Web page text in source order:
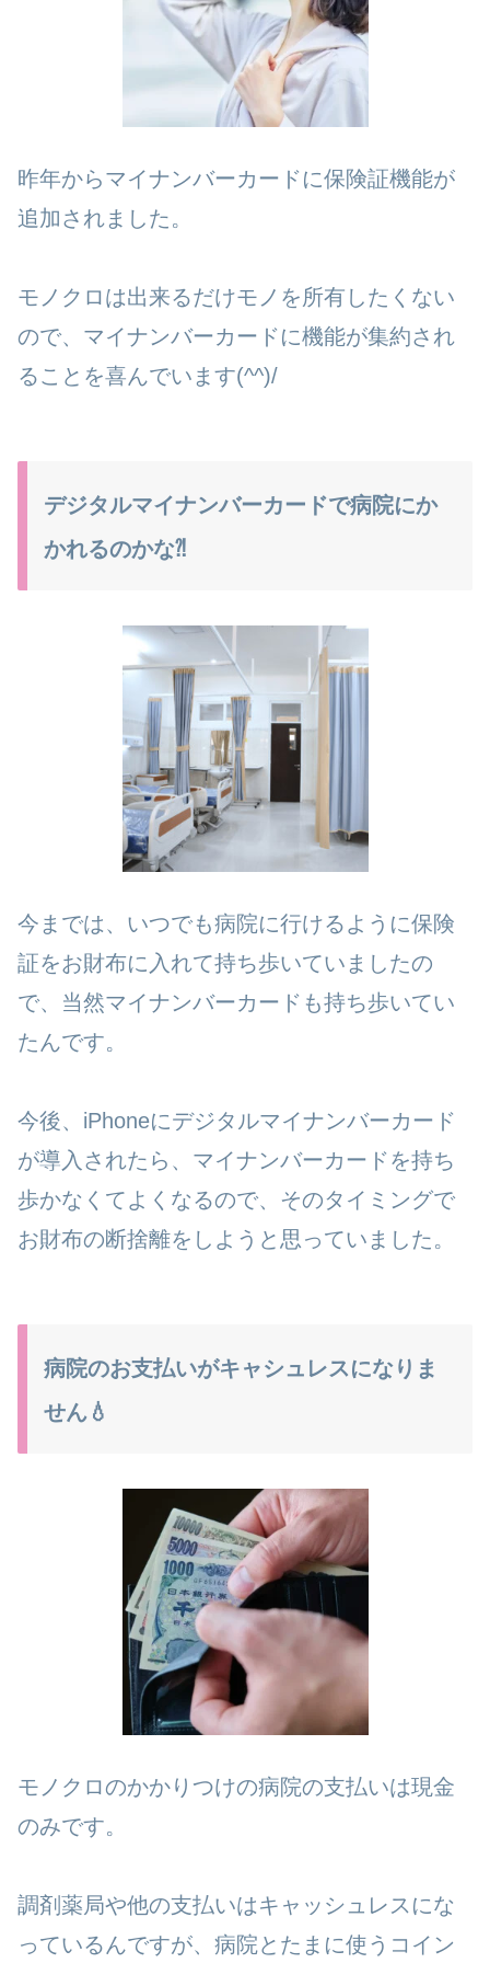
昨年からマイナンバーカードに保険証機能が
追加されました。
モノクロは出来るだけモノを所有したくない
ので、マイナンバーカードに機能が集約され
ることを喜んでいます(^^)/
デジタルマイナンバーカードで病院にか
かれるのかな⁈
今までは、いつでも病院に行けるように保険
証をお財布に入れて持ち歩いていましたの
で、当然マイナンバーカードも持ち歩いてい
たんです。
今後、iPhoneにデジタルマイナンバーカード
が導入されたら、マイナンバーカードを持ち
歩かなくてよくなるので、そのタイミングで
お財布の断捨離をしようと思っていました。
病院のお支払いがキャシュレスになりま
せん💧
モノクロのかかりつけの病院の支払いは現金
のみです。
調剤薬局や他の支払いはキャッシュレスにな
っているんですが、病院とたまに使うコイン